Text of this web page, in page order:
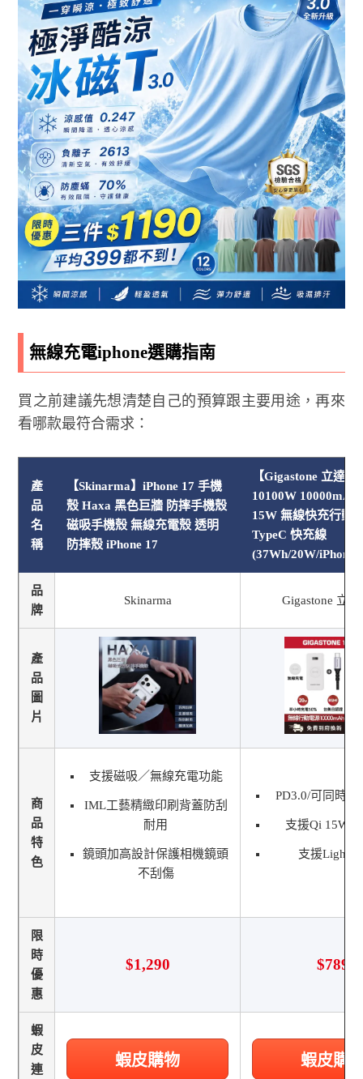
無線充電iphone選購指南
買之前建議先想清楚自己的預算跟主要用途，再來
看哪款最符合需求：
產
品
名
稱
【Skinarma】iPhone 17 手機
殼 Haxa 黑色巨牆 防摔手機殼
磁吸手機殼 無線充電殼 透明
防摔殼 iPhone 17
【Gigastone 立達國
10100W 10000mAh
15W 無線快充行動
TypeC 快充線
(37Wh/20W/
品
牌
Skinarma Gigastone 立
產
品
圖
片
商
品
特
色
支援磁吸／無線充電功能
IML工藝精緻印刷背蓋防刮
耐用
鏡頭加高設計保護相機鏡頭
不刮傷
PD3.0/可同時充
支援Qi 15W
支援
限
時
優
惠
$1,290 $789
蝦
皮
連
蝦皮購物 蝦皮購